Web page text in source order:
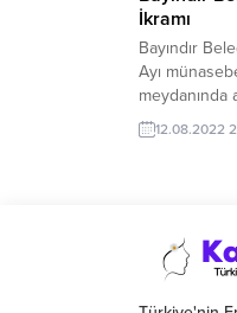
İkramı
Bayındır
Ayı
meydanında
12.08.2022
Türkiye'nin